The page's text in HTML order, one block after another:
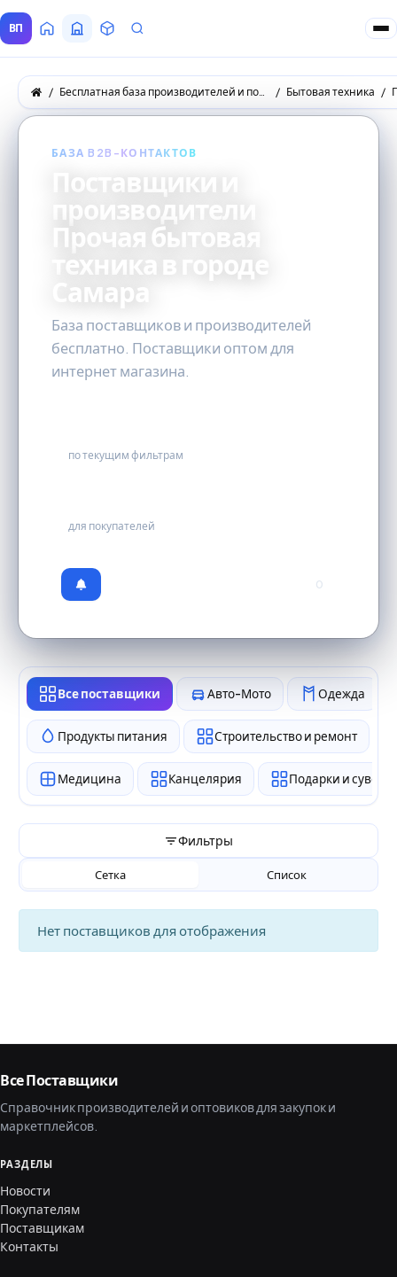
ВП ГлавнаяВсе Поставщики
ТоварыЗапросы покупателей
Бесплатная база производителей и поставщиков товаров оптом Бытовая техника
БАЗА B2B-КОНТАКТОВ
Поставщики и
производители
Прочая бытовая
техника в городе
Самара
База поставщиков и производителей
бесплатно. Поставщики оптом для
интернет магазина.
по текущим фильтрам
для покупателей
0
Все поставщики Авто-Мото Одежда
Продукты питания Строительство и ремонт
Медицина Канцелярия Подарки и
Фильтры
Сетка Список
Нет поставщиков для отображения
Все Поставщики
Справочник производителей и оптовиков для закупок и
маркетплейсов.
РАЗДЕЛЫ
Новости
Покупателям
Поставщикам
Контакты